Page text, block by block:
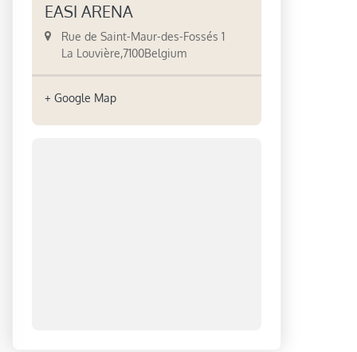
EASI ARENA
Rue de Saint-Maur-des-Fossés 1
La Louvière,7100Belgium
+ Google Map